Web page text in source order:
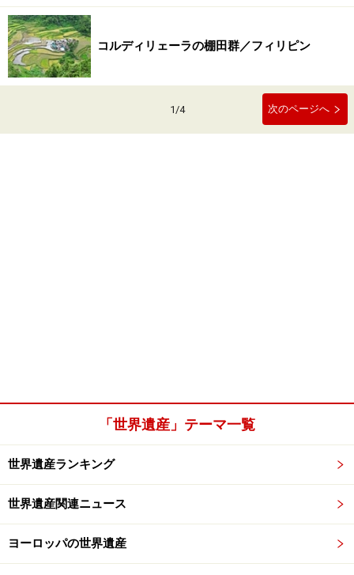
コルディリェーラの棚田群／フィリピン
1/4 次のページへ
「世界遺産」テーマ一覧
世界遺産ランキング
世界遺産関連ニュース
ヨーロッパの世界遺産